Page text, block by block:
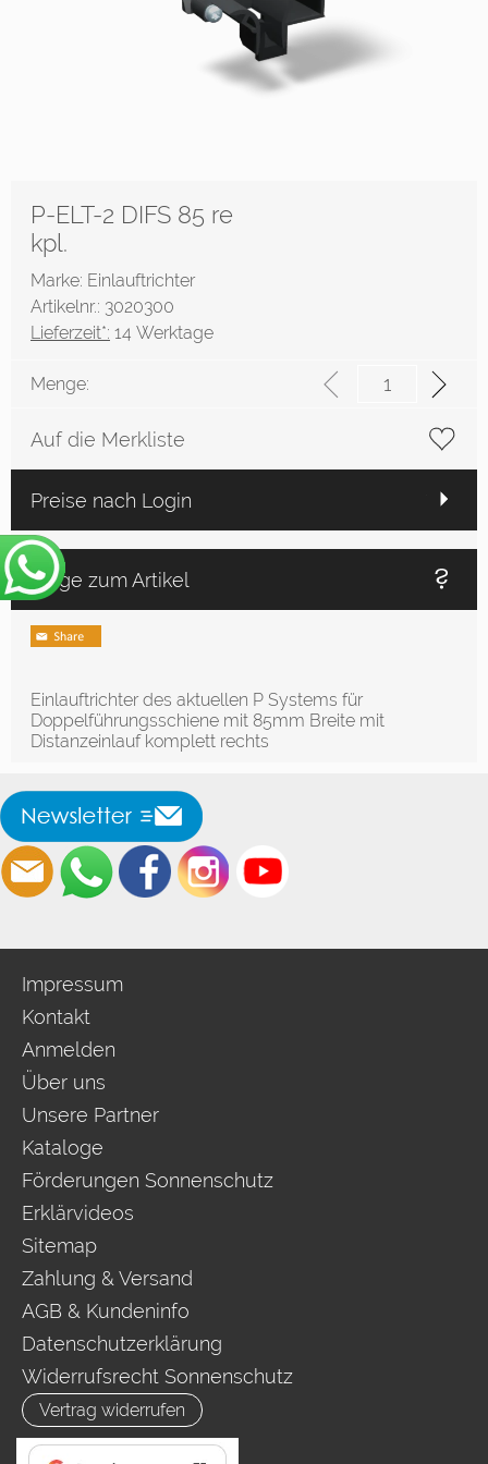
P-ELT-2 DIFS 85 re
kpl.
Marke: Einlauftrichter
Artikelnr.: 3020300
Lieferzeit*: 14 Werktage
Menge:
Auf die Merkliste
Preise nach Login
Frage zum Artikel
Einlauftrichter des aktuellen P Systems für
Doppelführungsschiene mit 85mm Breite mit
Distanzeinlauf komplett rechts
Impressum
Kontakt
Anmelden
Über uns
Unsere Partner
Kataloge
Förderungen Sonnenschutz
Erklärvideos
Sitemap
Zahlung & Versand
AGB & Kundeninfo
Datenschutzerklärung
Widerrufsrecht Sonnenschutz
Vertrag widerrufen